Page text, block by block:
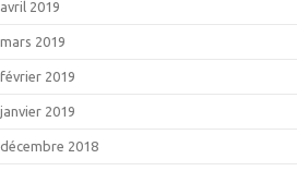
avril 2019
mars 2019
février 2019
janvier 2019
décembre 2018